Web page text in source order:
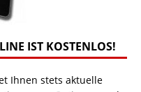
IST KOSTENLOS!
Ihnen stets aktuelle